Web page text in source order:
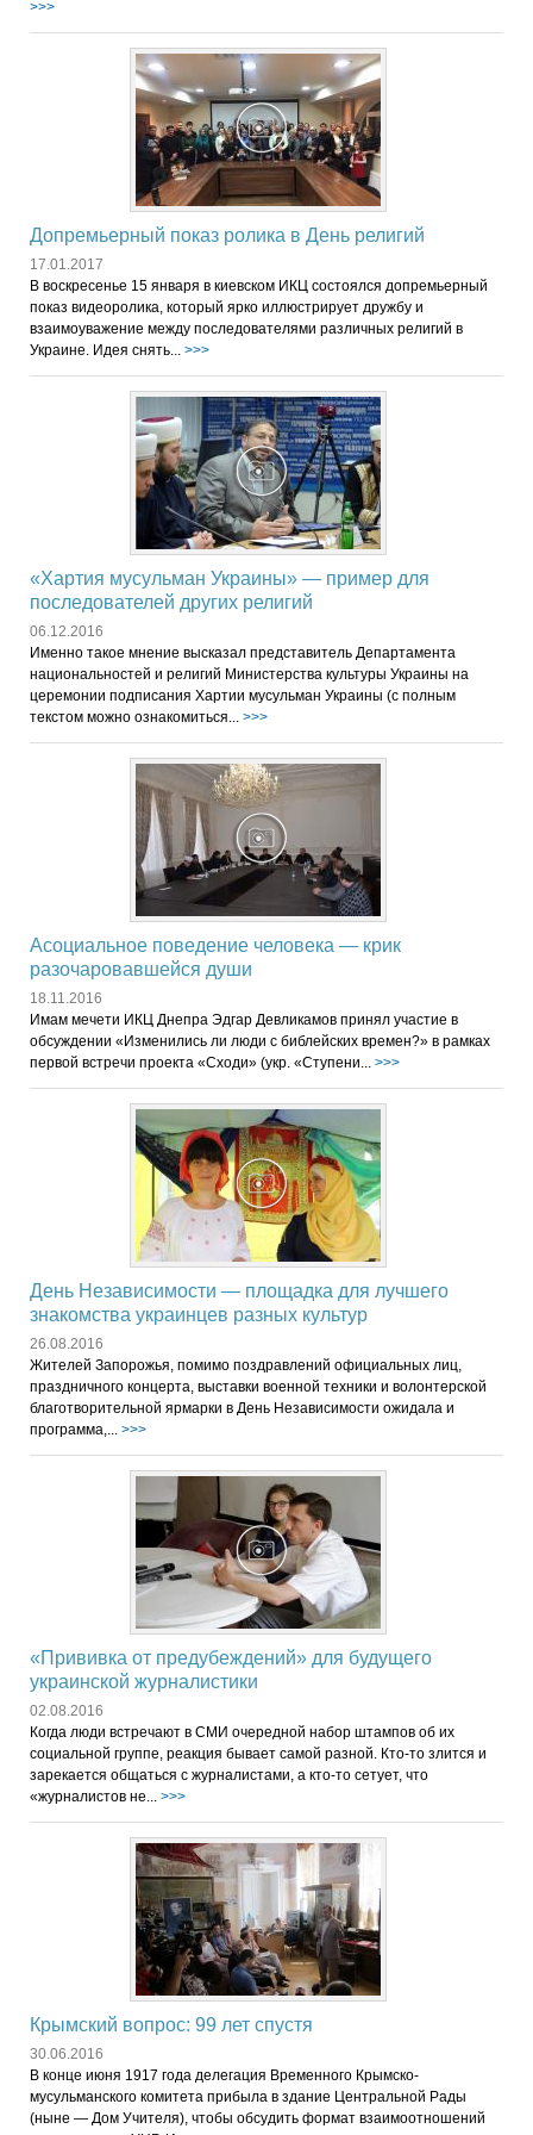
>>>
Допремьерный показ ролика в День религий
17.01.2017
В воскресенье 15 января в киевском ИКЦ состоялся допремьерный
показ видеоролика, который ярко иллюстрирует дружбу и
взаимоуважение между последователями различных религий в
Украине. Идея снять... >>>
«Хартия мусульман Украины» — пример для
последователей других религий
06.12.2016
Именно такое мнение высказал представитель Департамента
национальностей и религий Министерства культуры Украины на
церемонии подписания Хартии мусульман Украины (с полным
текстом можно ознакомиться... >>>
Асоциальное поведение человека — крик
разочаровавшейся души
18.11.2016
Имам мечети ИКЦ Днепра Эдгар Девликамов принял участие в
обсуждении «Изменились ли люди с библейских времен?» в рамках
первой встречи проекта «Сходи» (укр. «Ступени... >>>
День Независимости — площадка для лучшего
знакомства украинцев разных культур
26.08.2016
Жителей Запорожья, помимо поздравлений официальных лиц,
праздничного концерта, выставки военной техники и волонтерской
благотворительной ярмарки в День Независимости ожидала и
программа,... >>>
«Прививка от предубеждений» для будущего
украинской журналистики
02.08.2016
Когда люди встречают в СМИ очередной набор штампов об их
социальной группе, реакция бывает самой разной. Кто-то злится и
зарекается общаться с журналистами, а кто-то сетует, что
«журналистов не... >>>
Крымский вопрос: 99 лет спустя
30.06.2016
В конце июня 1917 года делегация Временного Крымско-
мусульманского комитета прибыла в здание Центральной Рады
(ныне — Дом Учителя), чтобы обсудить формат взаимоотношений